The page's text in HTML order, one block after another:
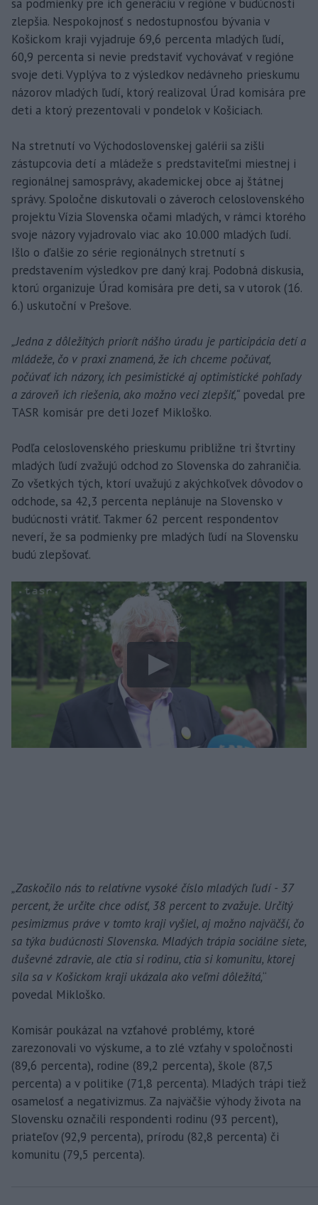
sa podmienky pre ich generáciu v regióne v budúcnosti
zlepšia. Nespokojnosť s nedostupnosťou bývania v
Košickom kraji vyjadruje 69,6 percenta mladých ľudí,
60,9 percenta si nevie predstaviť vychovávať v regióne
svoje deti. Vyplýva to z výsledkov nedávneho prieskumu
názorov mladých ľudí, ktorý realizoval Úrad komisára pre
deti a ktorý prezentovali v pondelok v Košiciach.
Na stretnutí vo Východoslovenskej galérii sa zišli
zástupcovia detí a mládeže s predstaviteľmi miestnej i
regionálnej samosprávy, akademickej obce aj štátnej
správy. Spoločne diskutovali o záveroch celoslovenského
projektu Vízia Slovenska očami mladých, v rámci ktorého
svoje názory vyjadrovalo viac ako 10.000 mladých ľudí.
Išlo o ďalšie zo série regionálnych stretnutí s
predstavením výsledkov pre daný kraj. Podobná diskusia,
ktorú organizuje Úrad komisára pre deti, sa v utorok (16.
6.) uskutoční v Prešove.
„Jedna z dôležitých priorít nášho úradu je participácia detí a
mládeže, čo v praxi znamená, že ich chceme počúvať,
počúvať ich názory, ich pesimistické aj optimistické pohľady
a zároveň ich riešenia, ako možno veci zlepšiť,“ povedal pre
TASR komisár pre deti Jozef Mikloško.
Podľa celoslovenského prieskumu približne tri štvrtiny
mladých ľudí zvažujú odchod zo Slovenska do zahraničia.
Zo všetkých tých, ktorí uvažujú z akýchkoľvek dôvodov o
odchode, sa 42,3 percenta neplánuje na Slovensko v
budúcnosti vrátiť. Takmer 62 percent respondentov
neverí, že sa podmienky pre mladých ľudí na Slovensku
budú zlepšovať.
„Zaskočilo nás to relatívne vysoké číslo mladých ľudí - 37
percent, že určite chce odísť, 38 percent to zvažuje. Určitý
pesimizmus práve v tomto kraji vyšiel, aj možno najväčší, čo
sa týka budúcnosti Slovenska. Mladých trápia sociálne siete,
duševné zdravie, ale ctia si rodinu, ctia si komunitu, ktorej
sila sa v Košickom kraji ukázala ako veľmi dôležitá,“
povedal Mikloško.
Komisár poukázal na vzťahové problémy, ktoré
zarezonovali vo výskume, a to zlé vzťahy v spoločnosti
(89,6 percenta), rodine (89,2 percenta), škole (87,5
percenta) a v politike (71,8 percenta). Mladých trápi tiež
osamelosť a negativizmus. Za najväčšie výhody života na
Slovensku označili respondenti rodinu (93 percent),
priateľov (92,9 percenta), prírodu (82,8 percenta) či
komunitu (79,5 percenta).